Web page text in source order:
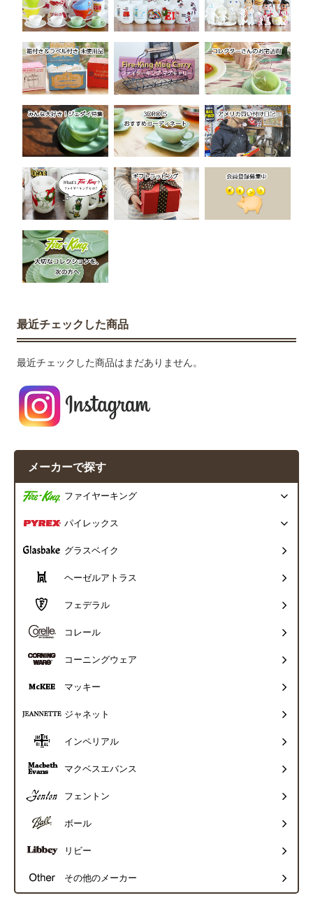
最近チェックした商品
最近チェックした商品はまだありません。
メーカーで探す
ファイヤーキング
パイレックス
グラスベイク
ヘーゼルアトラス
フェデラル
コレール
コーニングウェア
マッキー
ジャネット
インペリアル
マクベスエバンス
フェントン
ボール
リビー
その他のメーカー